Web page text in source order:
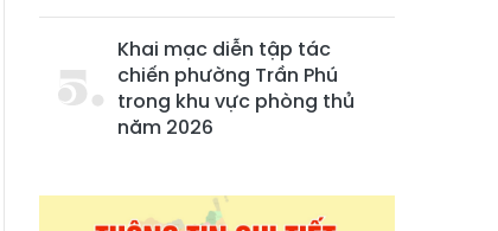
Khai mạc diễn tập tác
chiến phường Trần Phú
trong khu vực phòng thủ
năm 2026